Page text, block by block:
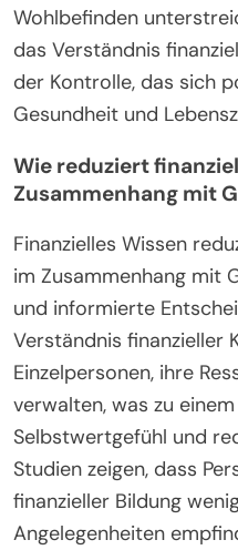
Wohlbefinden
das Verständnis
der Kontrolle, das sich
Gesundheit und
Wie reduziert
Zusammenhang mit
Finanzielles Wissen
im Zusammenhang mit
und informierte
Verständnis finanzieller
Einzelpersonen, ihre
verwalten, was zu
Selbstwertgefühl und
Studien zeigen, dass
finanzieller Bildung
Angelegenheiten